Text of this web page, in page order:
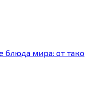
блюда мира: от тако